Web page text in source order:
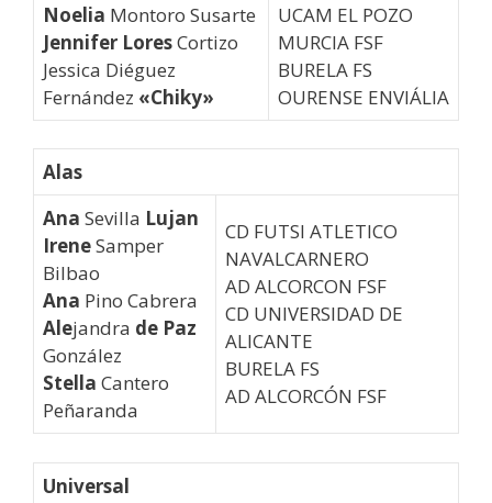
Noelia Montoro Susarte
Jennifer LoresCortizo
Jessica Diéguez
Fernández «Chiky»
UCAM EL POZO
MURCIA FSF
BURELA FS
OURENSE ENVIÁLIA
Alas
Ana Sevilla Lujan
IreneSamper
Bilbao
Ana Pino Cabrera
Alejandra de Paz
González
Stella Cantero
Peñaranda
CD FUTSI ATLETICO
NAVALCARNERO
AD ALCORCON FSF
CD UNIVERSIDAD DE
ALICANTE
BURELA FS
AD ALCORCÓN FSF
Universal